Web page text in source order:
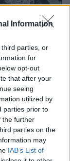
Information
parties, or
for
opt-out
that after your
seeing
utilized by
parties prior to
the further
parties on the
may
IAB’s List of
surengė 70-
ir